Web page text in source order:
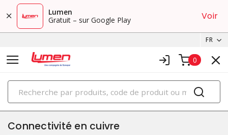
Lumen
Gratuit – sur Google Play
Voir
FR
0
PRODUITS
datacom
Connectivité en cuivre